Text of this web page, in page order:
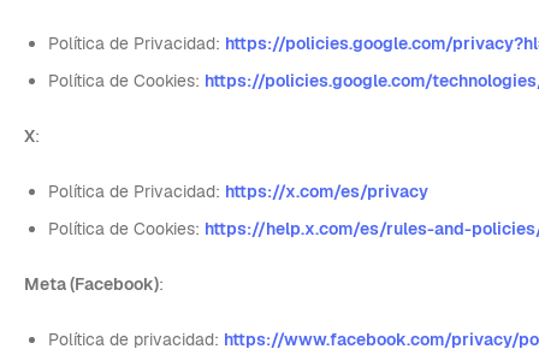
Política de Privacidad: https://policies.google.com/
Política de Cookies: https://policies.google.com/
X:
Política de Privacidad: https://x.com/es/privacy
Política de Cookies: https://help.x.com/es/rules-and-
Meta (Facebook):
Política de privacidad: https://www.facebook.com/privacy/